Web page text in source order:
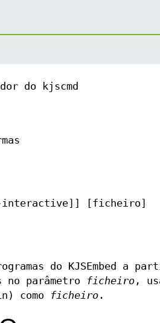
do kjscmd
[ficheiro]
do KJSEmbed a
no parâmetro
ficheiro ,
como
ficheiro .